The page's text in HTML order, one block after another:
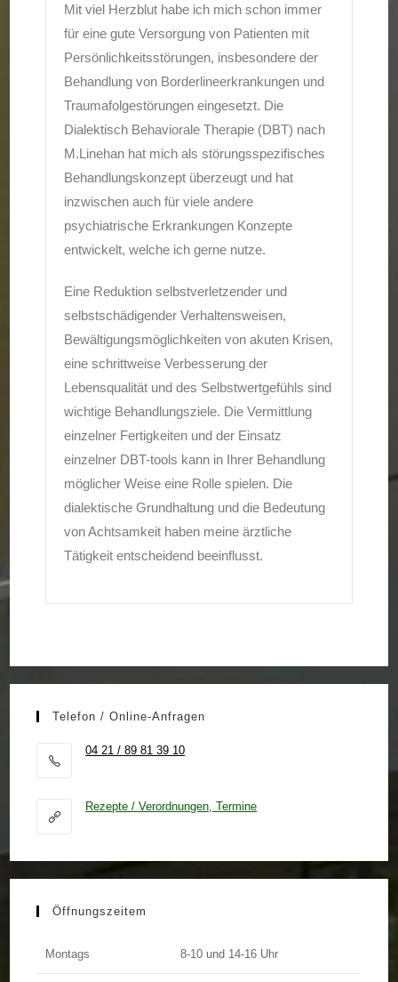
Mit viel Herzblut habe ich mich schon immer
für eine gute Versorgung von Patienten mit
Persönlichkeitsstörungen, insbesondere der
Behandlung von Borderlineerkrankungen und
Traumafolgestörungen eingesetzt. Die
Dialektisch Behaviorale Therapie (DBT) nach
M.Linehan hat mich als störungsspezifisches
Behandlungskonzept überzeugt und hat
inzwischen auch für viele andere
psychiatrische Erkrankungen Konzepte
entwickelt, welche ich gerne nutze.
Eine Reduktion selbstverletzender und
selbstschädigender Verhaltensweisen,
Bewältigungsmöglichkeiten von akuten Krisen,
eine schrittweise Verbesserung der
Lebensqualität und des Selbstwertgefühls sind
wichtige Behandlungsziele. Die Vermittlung
einzelner Fertigkeiten und der Einsatz
einzelner DBT-tools kann in Ihrer Behandlung
möglicher Weise eine Rolle spielen. Die
dialektische Grundhaltung und die Bedeutung
von Achtsamkeit haben meine ärztliche
Tätigkeit entscheidend beeinflusst.
Telefon / Online-Anfragen
04 21 / 89 81 39 10
Rezepte / Verordnungen, Termine
Öffnungszeitem
Montags 8-10 und 14-16 Uhr